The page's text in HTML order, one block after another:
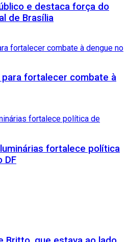
e destaca força do
de Brasília
para fortalecer combate à
fortalece política
DF